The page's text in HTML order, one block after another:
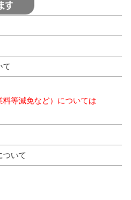
）
て
等減免など）については
ついて